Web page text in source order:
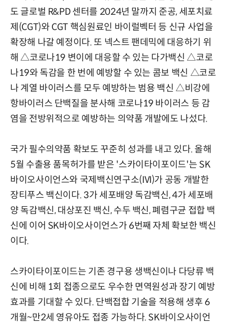
도 글로벌 R&PD 센터를 2024년 말까지 준공, 세포치료
제(CGT)와 CGT 핵심원료인 바이럴벡터 등 신규 사업을
확장해 나갈 예정이다. 또 넥스트 팬데믹에 대응하기 위
해 △코로나19 변이에 대응할 수 있는 다가백신 △코로
나19와 독감을 한 번에 예방할 수 있는 콤보 백신 △코로
나 계열 바이러스를 모두 예방하는 범용 백신 △비강에
항바이러스 단백질을 분사해 코로나19 바이러스 등 감
염을 전방위적으로 예방하는 의약품 개발에도 나섰다.
국가 필수의약품 확보도 꾸준히 성과를 내고 있다. 올해
5월 수출용 품목허가를 받은 '스카이타이포이드'는 SK
바이오사이언스와 국제백신연구소(IVI)가 공동 개발한
장티푸스 백신이다. 3가 세포배양 독감백신, 4가 세포배
양 독감백신, 대상포진 백신, 수두 백신, 폐렴구균 접합 백
신에 이어 SK바이오사이언스가 6번째 자체 확보한 백신
이다.
스카이타이포이드는 기존 경구용 생백신이나 다당류 백
신에 비해 1회 접종으로도 우수한 면역원성과 장기 예방
효과를 기대할 수 있다. 단백접합 기술을 적용해 생후 6
개월~만2세 영유아도 접종 가능하다. SK바이오사이언